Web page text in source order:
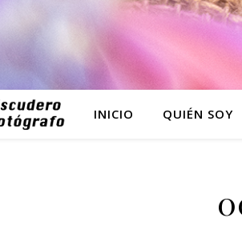
INICIO QUIÉN SOY